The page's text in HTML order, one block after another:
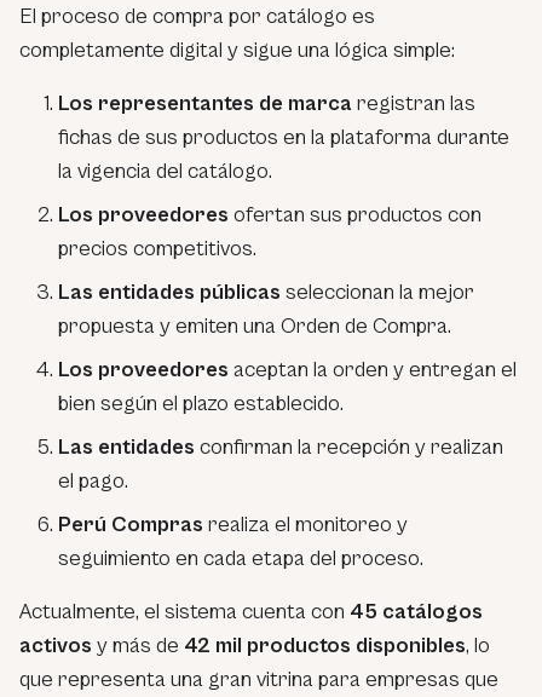
El proceso de compra por catálogo es
completamente digital y sigue una lógica simple:
Los representantes de marca registran las
fichas de sus productos en la plataforma durante
la vigencia del catálogo.
Los proveedores ofertan sus productos con
precios competitivos.
Las entidades públicas seleccionan la mejor
propuesta y emiten una Orden de Compra.
Los proveedores aceptan la orden y entregan el
bien según el plazo establecido.
Las entidades confirman la recepción y realizan
el pago.
Perú Compras realiza el monitoreo y
seguimiento en cada etapa del proceso.
Actualmente, el sistema cuenta con 45 catálogos
activos y más de 42 mil productos disponibles, lo
que representa una gran vitrina para empresas que